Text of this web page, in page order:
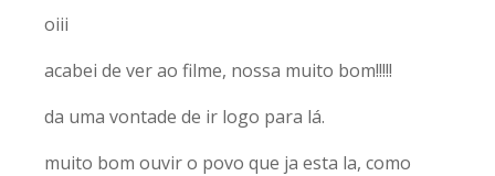
oiii
acabei de ver ao filme, nossa muito bom!!!!!
da uma vontade de ir logo para lá.
muito bom ouvir o povo que ja esta la, como